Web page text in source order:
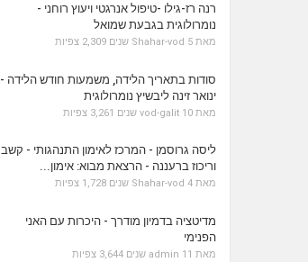
רנה רז-גילו -טיפול אנרגטי ויעוץ רוחני -
נומרולוגית בגבעת שמואל
מאת Shahar-vod 5 שנים 2,309 צפיות
סודות בתאריך הלידה, משמעות חודש הלידה -
ינואר זינה ליבשיץ נומרולוגית
מאת vod-galit 10 שנים 3,261 צפיות
ליסה גרוסמן - המרכז לאימון התנהגותי - קשב
וריכוז ברעננה - הרצאת מבוא: אימון...
מאת Shahar-vod 4 שנים 1,728 צפיות
מדיטציה בדמיון מודרך - היכרות עם האני
הפנימי
מאת admin 11 שנים 3,644 צפיות